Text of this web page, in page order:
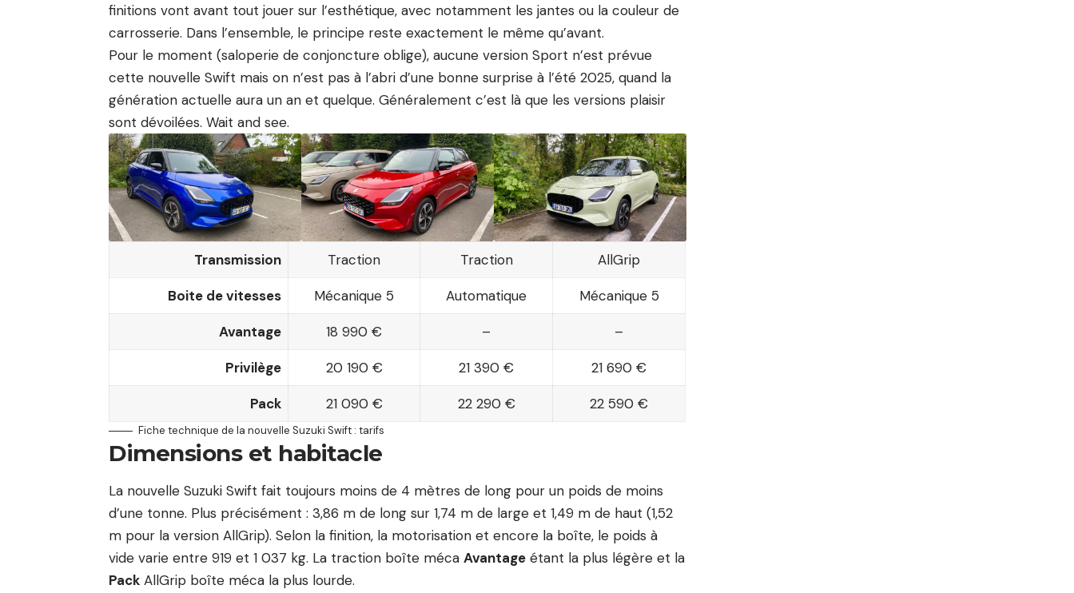
finitions vont avant tout jouer sur l’esthétique, avec notamment les jantes ou la couleur de
carrosserie. Dans l’ensemble, le principe reste exactement le même qu’avant.
Pour le moment (saloperie de conjoncture oblige), aucune version Sport n’est prévue
cette nouvelle Swift mais on n’est pas à l’abri d’une bonne surprise à l’été 2025, quand la
génération actuelle aura un an et quelque. Généralement c’est là que les versions plaisir
sont dévoilées. Wait and see.
Transmission Traction Traction AllGrip
Boite de vitesses Mécanique 5 Automatique Mécanique 5
Avantage 18 990 € – –
Privilège 20 190 € 21 390 € 21 690 €
Pack 21 090 € 22 290 € 22 590 €
Fiche technique de la nouvelle Suzuki Swift : tarifs
Dimensions et habitacle
La nouvelle Suzuki Swift fait toujours moins de 4 mètres de long pour un poids de moins
d’une tonne. Plus précisément : 3,86 m de long sur 1,74 m de large et 1,49 m de haut (1,52
m pour la version AllGrip). Selon la finition, la motorisation et encore la boîte, le poids à
vide varie entre 919 et 1 037 kg. La traction boîte méca Avantage étant la plus légère et la
Pack AllGrip boîte méca la plus lourde.